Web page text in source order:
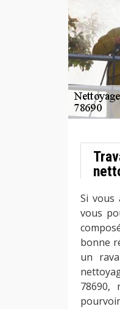
Si vous
vous
bonne
un
78690,